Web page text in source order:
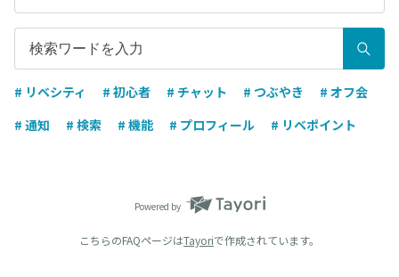
# リベシティ # 初心者 # チャット # つぶやき
# オフ会
# 通知
# 検索 # 機能 # プロフィール # リベポイント
Powered by
こちらのFAQページはTayoriで作成されています。